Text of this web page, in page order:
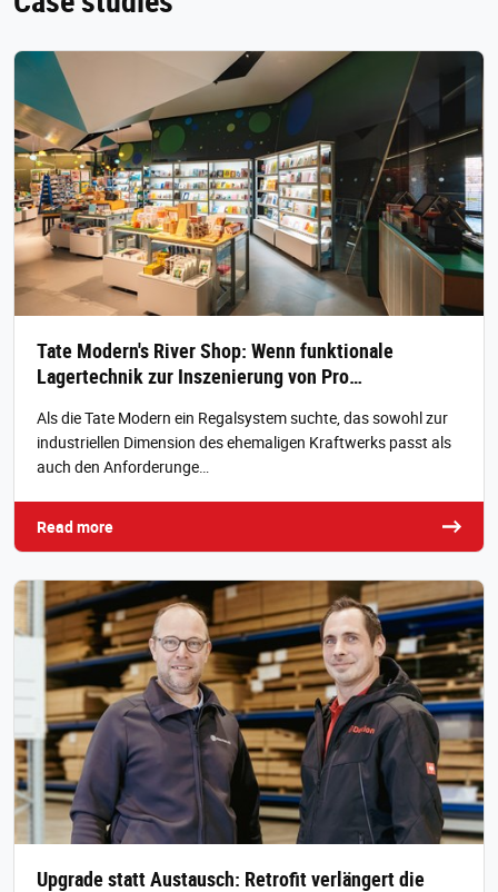
Tate Modern's River Shop: Wenn funktionale
Lagertechnik zur Inszenierung von Pro…
Als die Tate Modern ein Regalsystem suchte, das sowohl zur
industriellen Dimension des ehemaligen Kraftwerks passt als
auch den Anforderunge…
Read more
Upgrade statt Austausch: Retrofit verlängert die